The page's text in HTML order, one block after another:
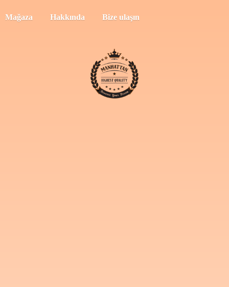
Mağaza Hakkında Bize ulaşın